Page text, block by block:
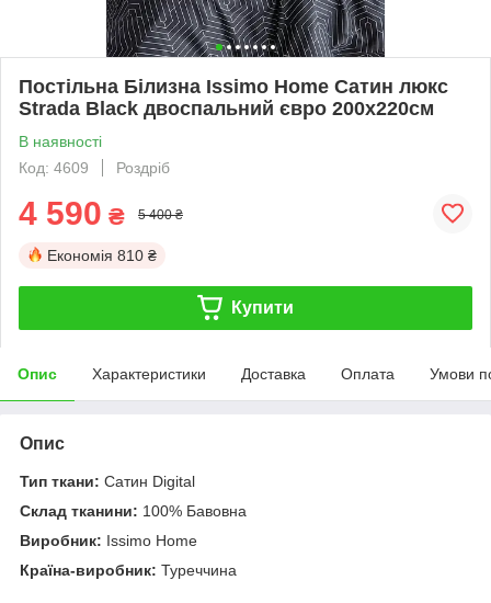
Постільна Білизна Issimo Home Сатин люкс
Strada Black двоспальний євро 200х220см
В наявності
Код: 4609
Роздріб
4 590 ₴ 5 400 ₴
Економія 810 ₴
Купити
Опис Характеристики Доставка Оплата Умови
Опис
Тип ткани: Сатин Digital
Склад тканини: 100% Бавовна
Виробник: Issimo Home
Країна-виробник: Туреччина